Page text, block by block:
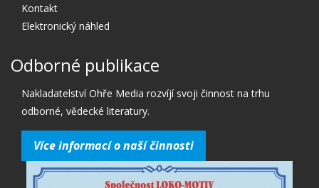
Kontakt
Elektronický náhled
Odborné publikace
Nakladatelství Ohře Media rozvíjí svoji činnost na trhu
odborné, vědecké literatury.
Více informací o naší činnosti